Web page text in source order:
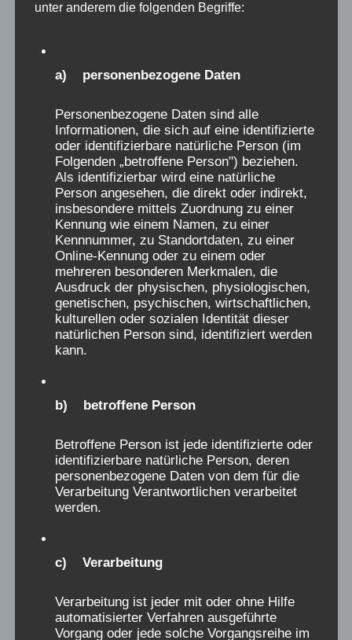
Leid absprechen. Alle Menschen, die das
Glück hatten, solches nicht zu erleben,
sollten sich solidarisch zeigen.
Seit 2019 erstmalig tausende von Menschen
ihre traumatischen Erlebnisse öffentlich
gemacht haben, gab es keinen Sturm der
Entrüstung von ebenso vielen Menschen, die
es anders erlebt hatten, stattdessen brach
eine Lawine von verzweifelten, schmerzhaften
und angsterregenden, oft das ganze Leben
bestimmenden schlimmen Erinnerungen sich
Bahn, und nur sehr selten meldeten sich
Verschickung. Diese wenigen positiven
Erinnerungen von Menschen an
den vielen Tausenden, die es traumatisch
empfanden. Sie dürfen nicht dazu benutzt
werden, diejenigen Erlebnisse zu relativieren,
die von Leid berichten. Das passiert aber
dadurch, wenn in einer Austellung über das
Verschickungsleid 5 negative Erinnerungen,
was suggeriert, dass das Verhältnis sozusagen
„ausgeglichen“ war. Das bedient das alte
unter anderem die folgenden Begriffe:
a) personenbezogene Daten
Personenbezogene Daten sind alle
Informationen, die sich auf eine identifizierte
oder identifizierbare natürliche Person (im
Folgenden „betroffene Person") beziehen.
Als identifizierbar wird eine natürliche
Person angesehen, die direkt oder indirekt,
insbesondere mittels Zuordnung zu einer
Kennung wie einem Namen, zu einer
Kennnummer, zu Standortdaten, zu einer
Online-Kennung oder zu einem oder
mehreren besonderen Merkmalen, die
Ausdruck der physischen, physiologischen,
genetischen, psychischen, wirtschaftlichen,
kulturellen oder sozialen Identität dieser
natürlichen Person sind, identifiziert werden
kann.
b) betroffene Person
Betroffene Person ist jede identifizierte oder
identifizierbare natürliche Person, deren
personenbezogene Daten von dem für die
Verarbeitung Verantwortlichen verarbeitet
werden.
c) Verarbeitung
Verarbeitung ist jeder mit oder ohne Hilfe
automatisierter Verfahren ausgeführte
Vorgang oder jede solche Vorgangsreihe im